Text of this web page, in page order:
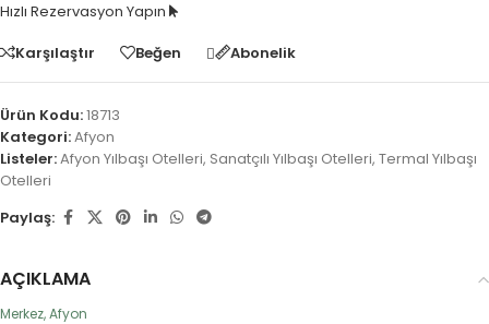
Hızlı Rezervasyon Yapın
Karşılaştır
Beğen Abonelik
Ürün Kodu:18713
Kategori:Afyon
Listeler:Afyon Yılbaşı Otelleri, Sanatçılı Yılbaşı Otelleri, Termal Yılbaşı
Otelleri
Paylaş:
AÇIKLAMA
Merkez, Afyon